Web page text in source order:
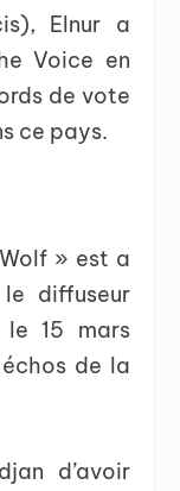
Elnur a
Voice en
de vote
ce pays.
» est a
diffuseur
le 15 mars
de la
d’avoir